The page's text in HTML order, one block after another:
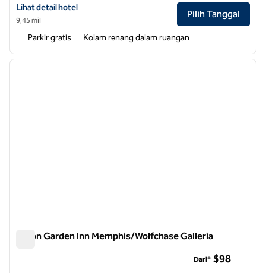
Lihat detail hotel untuk Hilton Garden Inn Memphis/Southaven, MS
Lihat detail hotel
9,45 mil
Pilih Tanggal
Parkir gratis Kolam renang dalam ruangan
1 dari 12
Hilton Garden Inn Memphis/Wolfchase Galleria
Dari* $98